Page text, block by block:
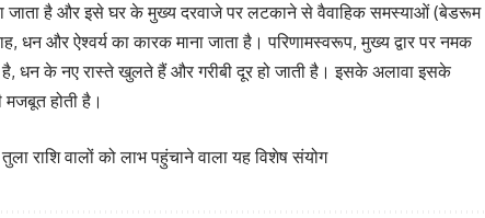
जाता है और इसे घर के मुख्य दरवाजे पर लटकाने से वैवाहिक समस्याओं (बेडरूम
धन और ऐश्वर्य का कारक माना जाता है। परिणामस्वरूप, मुख्य द्वार पर नमक
धन के नए रास्ते खुलते हैं और गरीबी दूर हो जाती है। इसके अलावा इसके
होती है।
राशि वालों को लाभ पहुंचाने वाला यह विशेष संयोग